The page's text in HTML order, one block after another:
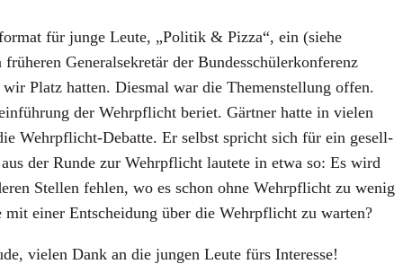
für jun­ge Leu­te, „Poli­tik & Piz­za“, ein (sie­he
Gene­ral­se­kre­tär der Bun­des­schü­ler­kon­fe­renz
Platz hat­ten. Dies­mal war die The­men­stel­lung offen.
der Wehr­pflicht beriet. Gärt­ner hat­te in vie­len
Wehr­pflicht-Debat­te. Er selbst spricht sich für ein gesell­
der Run­de zur Wehr­pflicht lau­te­te in etwa so: Es wird
Stel­len feh­len, wo es schon ohne Wehr­pflicht zu wenig
einer Ent­schei­dung über die Wehr­pflicht zu war­ten?
vie­len Dank an die jun­gen Leu­te fürs Inter­es­se!